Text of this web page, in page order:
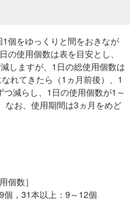
個をゆっくりと間をおきなが
の使用個数は表を目安とし、
しますが、1日の総使用個数は
れてきたら（1ヵ月前後）、1
減らし、1日の使用個数が1～
なお、使用期間は3ヵ月をめど
個数］
，31本以上：9～12個